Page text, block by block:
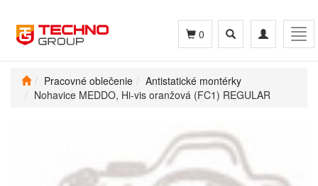
Toggle
navigation
Toggle
search
0
Pracovné oblečenie
Antistatické montérky
Nohavice MEDDO, Hi-vis oranžová (FC1) REGULAR